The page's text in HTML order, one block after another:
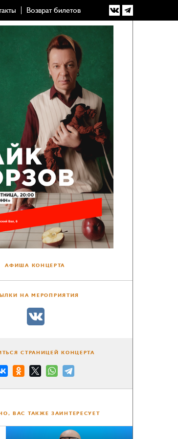
Возврат билетов
АФИША КОНЦЕРТА
НА МЕРОПРИЯТИЯ
СТРАНИЦЕЙ КОНЦЕРТА
ВАС ТАКЖЕ ЗАИНТЕРЕСУЕТ